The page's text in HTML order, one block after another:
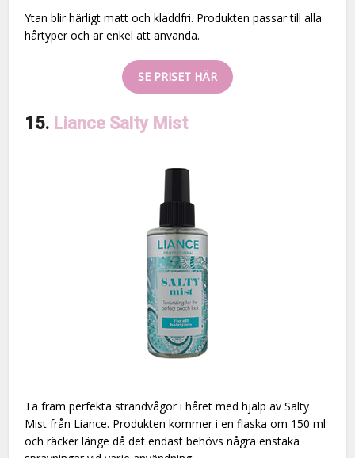
Ytan blir härligt matt och kladdfri. Produkten passar till alla
hårtyper och är enkel att använda.
SE PRISET HÄR
15. Liance Salty Mist
Ta fram perfekta strandvågor i håret med hjälp av Salty
Mist från Liance. Produkten kommer i en flaska om 150 ml
och räcker länge då det endast behövs några enstaka